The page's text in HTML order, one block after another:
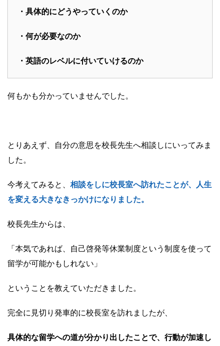
・具体的にどうやっていくのか
・何が必要なのか
・英語のレベルに付いていけるのか
何もかも分かっていませんでした。
とりあえず、自分の意思を校長先生へ相談しにいってみま
した。
今考えてみると、 相談をしに校長室へ訪れたことが、人生
を変える大きなきっかけになりました。
校長先生からは、
「本気であれば、自己啓発等休業制度という制度を使って
留学が可能かもしれない」
ということを教えていただきました。
完全に見切り発車的に校長室を訪れましたが、
具体的な留学への道が分かり出したことで、行動が加速し